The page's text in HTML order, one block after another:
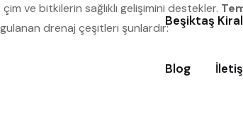
Beşiktaş
Blog
ve bitkilerin sağlıklı gelişimini destekler.
drenaj çeşitleri şunlardır: